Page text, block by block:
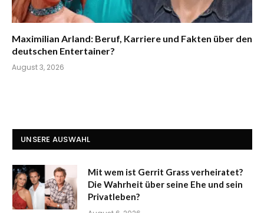
Maximilian Arland: Beruf, Karriere und Fakten über den
deutschen Entertainer?
August 3, 2026
UNSERE AUSWAHL
Mit wem ist Gerrit Grass verheiratet?
Die Wahrheit über seine Ehe und sein
Privatleben?